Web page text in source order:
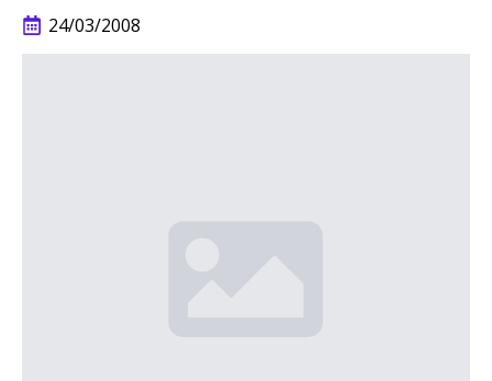
24/03/2008